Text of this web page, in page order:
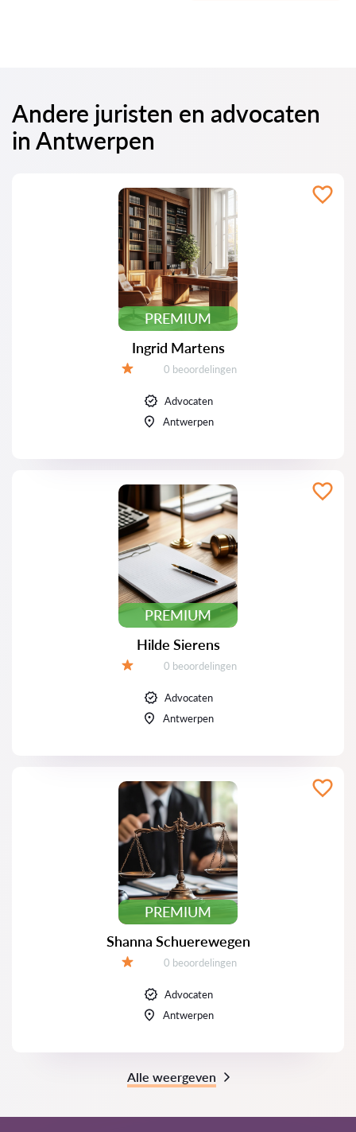
Andere juristen en advocaten
in Antwerpen
PREMIUM
Ingrid Martens
Beoordelingen:
0 beoordelingen
Advocaten
Antwerpen
PREMIUM
Hilde Sierens
Beoordelingen:
0 beoordelingen
Advocaten
Antwerpen
PREMIUM
Shanna Schuerewegen
Beoordelingen:
0 beoordelingen
Advocaten
Antwerpen
Alle weergeven